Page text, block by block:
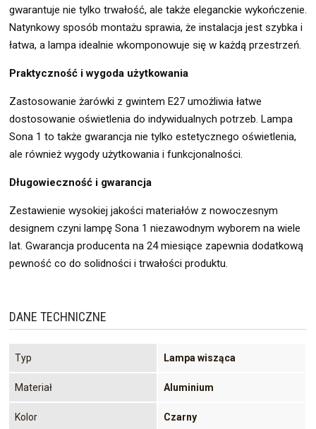
gwarantuje nie tylko trwałość, ale także eleganckie wykończenie.
Natynkowy sposób montażu sprawia, że instalacja jest szybka i
łatwa, a lampa idealnie wkomponowuje się w każdą przestrzeń.
Praktyczność i wygoda użytkowania
Zastosowanie żarówki z gwintem E27 umożliwia łatwe
dostosowanie oświetlenia do indywidualnych potrzeb. Lampa
Sona 1 to także gwarancja nie tylko estetycznego oświetlenia,
ale również wygody użytkowania i funkcjonalności.
Długowieczność i gwarancja
Zestawienie wysokiej jakości materiałów z nowoczesnym
designem czyni lampę Sona 1 niezawodnym wyborem na wiele
lat. Gwarancja producenta na 24 miesiące zapewnia dodatkową
pewność co do solidności i trwałości produktu.
DANE TECHNICZNE
Typ Lampa wisząca
Materiał Aluminium
Kolor Czarny